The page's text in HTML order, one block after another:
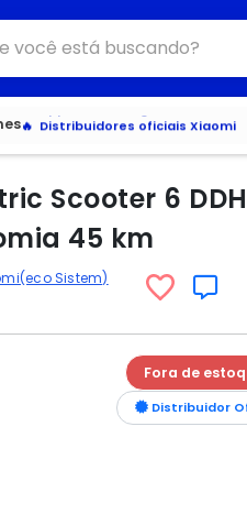
Veja os Lançamentos
Distribuidores oficiais Xiaomi
Scooter 6
45 km
Sistem)
Fora de
Distribuidor